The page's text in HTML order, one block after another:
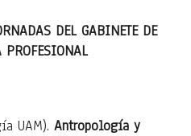
DEL GABINETE DE
PROFESIONAL
UAM).Antropología y